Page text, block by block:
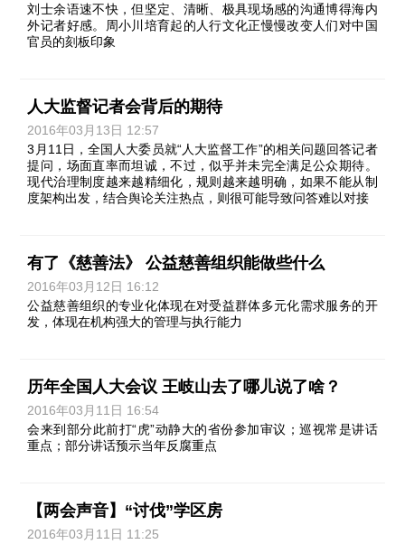
刘士余语速不快，但坚定、清晰、极具现场感的沟通博得海内
外记者好感。周小川培育起的人行文化正慢慢改变人们对中国
官员的刻板印象
人大监督记者会背后的期待
2016年03月13日 12:57
3月11日，全国人大委员就“人大监督工作”的相关问题回答记者
提问，场面直率而坦诚，不过，似乎并未完全满足公众期待。
现代治理制度越来越精细化，规则越来越明确，如果不能从制
度架构出发，结合舆论关注热点，则很可能导致问答难以对接
有了《慈善法》 公益慈善组织能做些什么
2016年03月12日 16:12
公益慈善组织的专业化体现在对受益群体多元化需求服务的开
发，体现在机构强大的管理与执行能力
历年全国人大会议 王岐山去了哪儿说了啥？
2016年03月11日 16:54
会来到部分此前打“虎”动静大的省份参加审议；巡视常是讲话
重点；部分讲话预示当年反腐重点
【两会声音】“讨伐”学区房
2016年03月11日 11:25